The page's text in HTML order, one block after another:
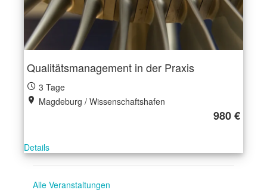
Qualitätsmanagement in der Praxis
3 Tage
Magdeburg / Wissenschaftshafen
980 €
Details
Alle Veranstaltungen